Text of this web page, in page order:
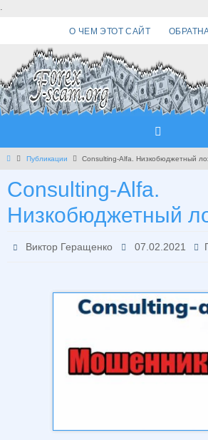
.
О ЧЕМ ЭТОТ САЙТ
Главная
Публикации Consulting-Alfa. Низкобюджетный
Consulting-Alfa.
Низкобюджетный
Виктор Геращенко 07.02.2021